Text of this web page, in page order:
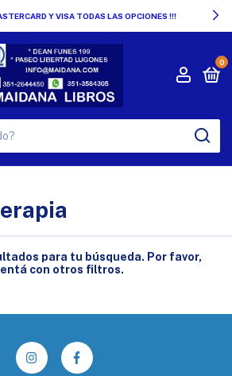
Y VISA TODAS LAS OPCIONES !!!
0
para tu búsqueda. Por favor,
con otros filtros.